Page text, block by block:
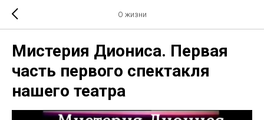
О жизни
Мистерия Диониса. Первая
часть первого спектакля
нашего театра